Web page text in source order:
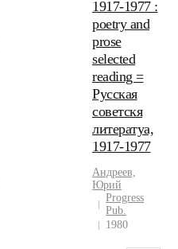
1917-1977 :
poetry and
prose
selected
reading =
Русская
советскя
литератуа,
1917-1977
Андреев,
Юрий
Progress
Pub.
1980